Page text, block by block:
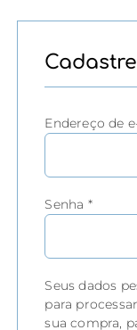
Endereço de
Senha *
Seus dados
para
sua compra,